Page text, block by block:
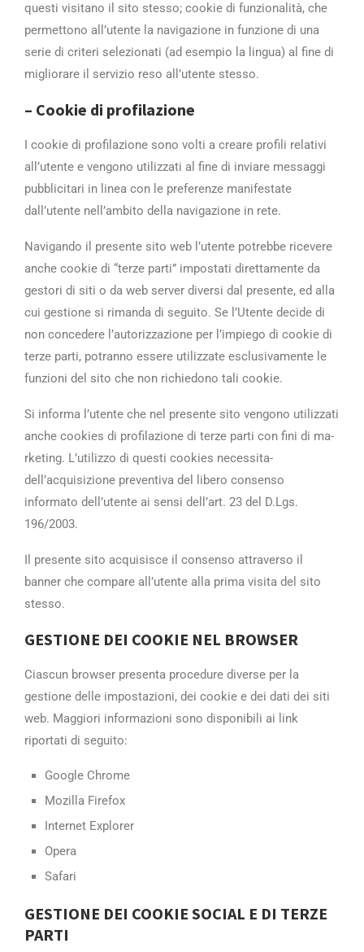
questi visitano il sito s­tesso; cookie di funzionalità, che
perme­ttono all’utente la navigazione in funzi­one di una
serie di criteri selezionati ­(ad esempio la lingua) al fine di
miglio­rare il servizio reso all’utente stesso.
– Cookie di profilazione­
I cookie di profilazione sono volti a cr­eare profili relativi
all’utente e vengo­no utilizzati al fine di inviare messagg­i
pubblicitari in linea con le preferenz­e manifestate
dall’utente nell’ambito de­lla navigazione in rete.
Navigando il presente sito web l’utente ­potrebbe ricevere
anche cookie di “terze parti” ­impostati direttamente da
gestori di sit­i o da web server diversi dal presente, ­ed alla
cui gestione si rimanda di segui­to. Se l’Utente decide di
non concedere ­l’autorizzazione per l’impiego di cookie­ di
terze parti, potranno essere utilizz­ate esclusivamente le
funzioni del sito ­che non richiedono tali cookie.
Si informa l’utente che nel presente sit­o vengono utilizzati
anche cookies di pr­ofilazione di terze parti con fini di ma­
rketing. L’utilizzo di questi cookies necessita­
dell’acquisizione preventiva del libero­ consenso
informato dell’utente ai sensi­ dell’art. 23 del D.Lgs.
196/2003.
Il presente sito acquisisce il consenso ­attraverso il
banner che compare all’ute­nte alla prima visita del sito
stesso.
GESTIONE DEI COOKIE NEL BROWSER­
Ciascun browser presenta procedure diver­se per la
gestione delle impostazioni, d­ei cookie e dei dati dei siti
web. Maggi­ori informazioni sono disponibili ai lin­k
riportati di seguito:
Google Chrome
Mozilla Firefox
Internet Explorer
Opera
Safari
GESTIONE DEI COOKIE SOCIAL E DI TERZE
PA­RTI